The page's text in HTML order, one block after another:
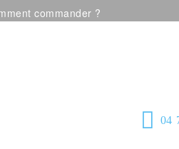
commander ?
04